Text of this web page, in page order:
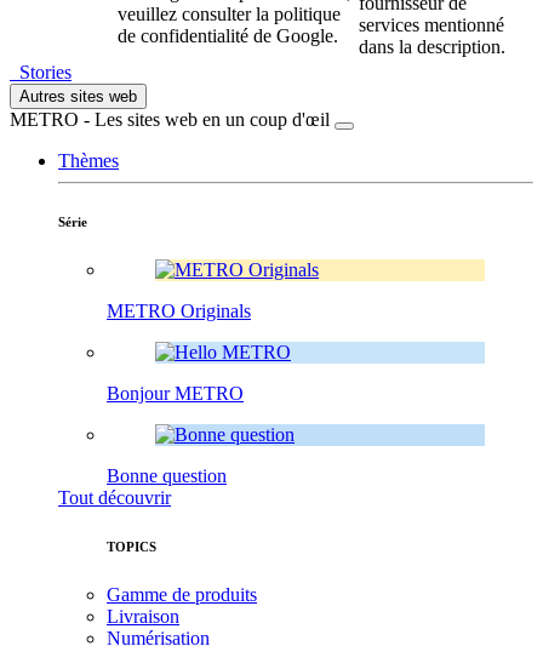
veuillez consulter la politique
de confidentialité de Google.
services mentionné
dans la description.
Stories
Autres sites web
METRO - Les sites web en un coup d'œil
Thèmes
Série
METRO Originals
Bonjour METRO
Bonne question
Tout découvrir
TOPICS
Gamme de produits
Livraison
Numérisation